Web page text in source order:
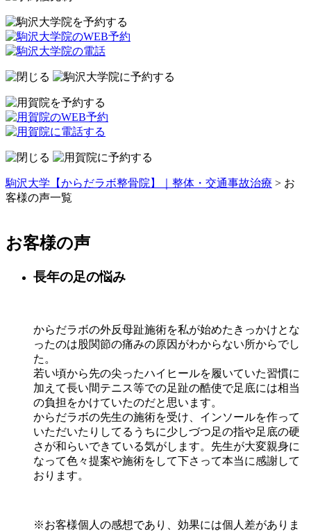
駒沢大学【からだラボ整骨院】｜整体・交通事故治療 > お
客様の声一覧
お客様の声
長年の足の悩み
からだラボの外反母趾施術を私が始めたきっかけとな
ったのは股関節の痛みの原因がわからない所からでし
た。
若い頃から先の尖ったハイヒールを履いていた習慣に
加えて長い間テニス等での足趾の酷使で足底には相当
の負担をかけていたのだと思います。
からだラボの先生の施術を受け、インソールを作って
いただいたりしてるうちに少しづつ足の指や足底の硬
さが和らいできている気がします。先生が大変親身に
なって色々提案や施術をして下さって本当に感謝して
おります。
※お客様個人の感想であり、効果には個人差がありま